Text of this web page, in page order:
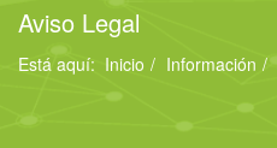
Aviso Legal
Está aquí: Inicio Información